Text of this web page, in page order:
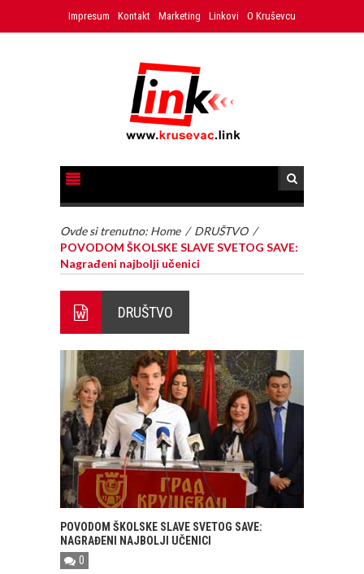
Impresum Kontakt Marketing Linkovi O Kruševcu
Ovde si trenutno: Home / DRUŠTVO /
POVODOM ŠKOLSKE SLAVE SVETOG SAVE:
Nagrađeni najbolji učenici
DRUŠTVO
POVODOM ŠKOLSKE SLAVE SVETOG SAVE:
NAGRAĐENI NAJBOLJI UČENICI
0